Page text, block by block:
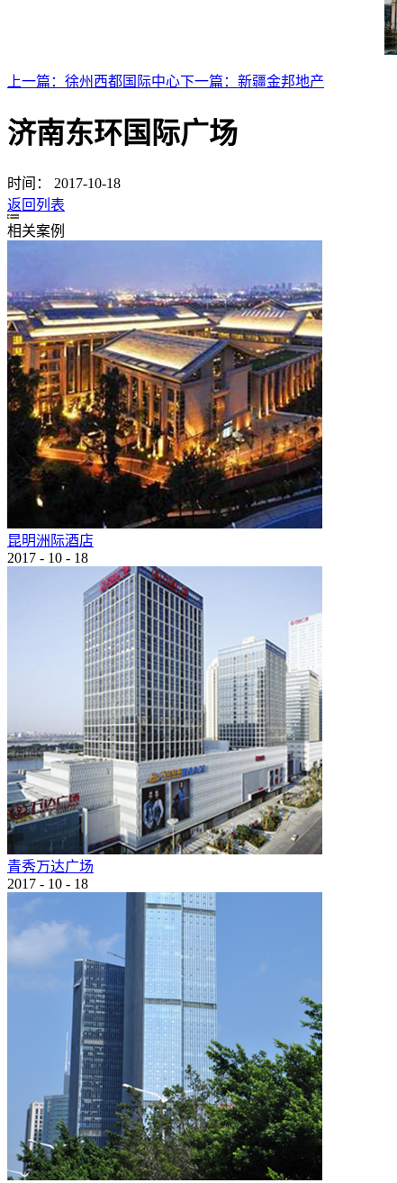
上一篇： 徐州西都国际中心下一篇： 新疆金邦地产
济南东环国际广场
时间：
2017-10-18
返回列表
相关案例
昆明洲际酒店
2017 - 10 - 18
青秀万达广场
2017 - 10 - 18